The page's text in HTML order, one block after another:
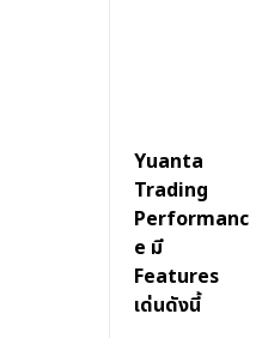
Yuanta
Trading
Performanc
e มี
Features
เด่นดังนี้